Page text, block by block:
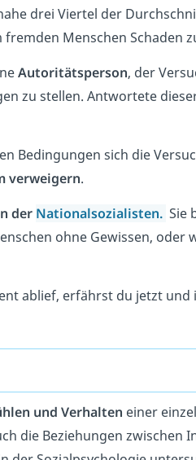
drei Viertel der
fremden Menschen Schaden
Autoritätsperson, der
zu stellen. Antwortete
Bedingungen sich die
verweigern.
der Nationalsozialisten. Sie
ohne Gewissen, oder
ablief, erfährst du jetzt und
und Verhalten einer
die Beziehungen zwischen